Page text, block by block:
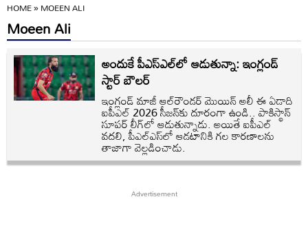
HOME»MOEEN ALI
Moeen Ali
అందుకే పీఎస్ఎల్‌లో ఆడుతున్నా: ఇంగ్లండ్
స్టార్ బౌలర్
ఇంగ్లండ్ మాజీ ఆల్‌రౌండర్ మొయిన్ అలీ ఈ ఏడాది
ఐపీఎల్ 2026 సీజన్‌కు దూరంగా ఉండి.. పాకిస్థాన్
సూపర్ లీగ్‌లో ఆడుతున్నాడు. అయితే ఐపీఎల్
వదలి, పీఎల్ఎస్‌లో ఆడటానికి గల కారణాలను
తాజాగా వెల్లడించాడు.